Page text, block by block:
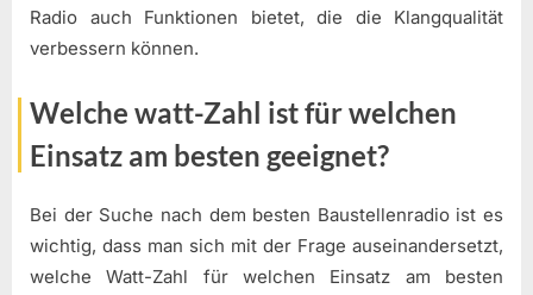
Radio auch Funktionen bietet, die die Klangqualität
verbessern können.
Welche watt-Zahl ist für welchen
Einsatz am besten geeignet?
Bei der Suche nach dem besten Baustellenradio ist es
wichtig, dass man sich mit der Frage auseinandersetzt,
welche Watt-Zahl für welchen Einsatz am besten